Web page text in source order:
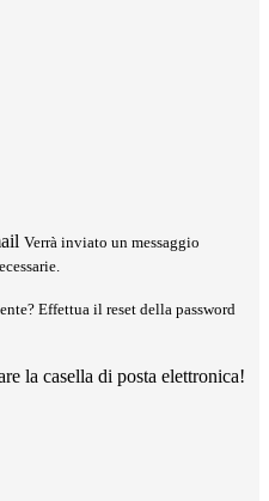
Verrà inviato un messaggio
Effettua il reset della password
la casella di posta elettronica!